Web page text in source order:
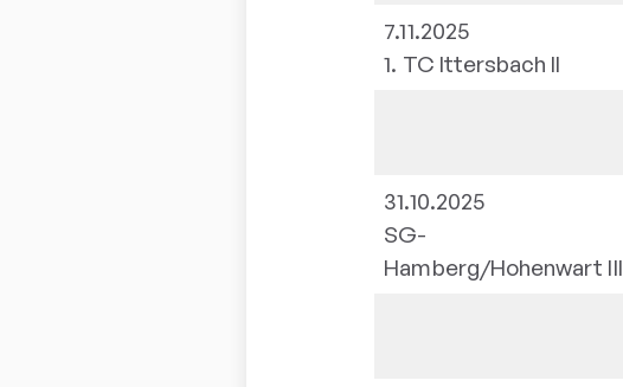
7.11.2025
1. TC Ittersbach II
31.10.2025
SG-
Hamberg/Hohenwart III